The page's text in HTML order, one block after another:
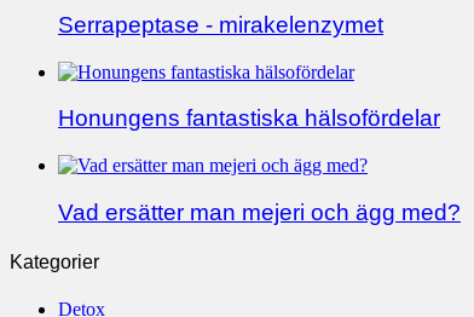
Serrapeptase - mirakelenzymet
Honungens fantastiska hälsofördelar
Vad ersätter man mejeri och ägg med?
Kategorier
Detox